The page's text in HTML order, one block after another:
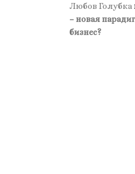
Любов Голубка
– новая
бизнес?